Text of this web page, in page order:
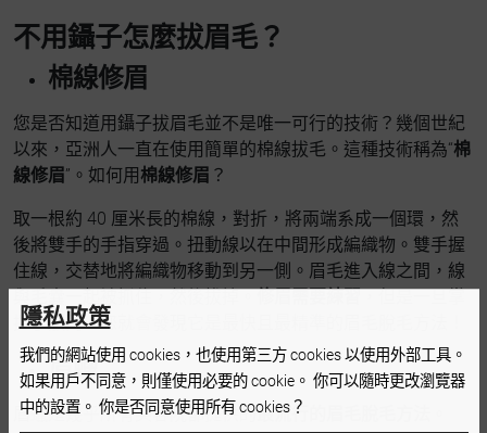
不用鑷子怎麼拔眉毛？
棉線修眉
您是否知道用鑷子拔眉毛並不是唯一可行的技術？幾個世紀
以來，亞洲人一直在使用簡單的棉線拔毛。這種技術稱為“棉
線修眉”。如何用 棉線修眉 ？
取一根約 40 厘米長的棉線，對折，將兩端系成一個環，然
後將雙手的手指穿過。扭動線以在中間形成編織物。雙手握
住線，交替地將編織物移動到另一側。眉毛進入線之間，線
握了竅門，您就會發現它是最快且最精準的眉毛脫毛方法！
眉蠟
眉蠟是幾乎所有美容院都提供的最流行的眉毛脫毛方法
隱私政策
我們的網站使用 cookies，也使用第三方 cookies 以使用外部工具。
如果用戶不同意，則僅使用必要的 cookie。 你可以隨時更改瀏覽器
中的設置。 你是否同意使用所有 cookies？